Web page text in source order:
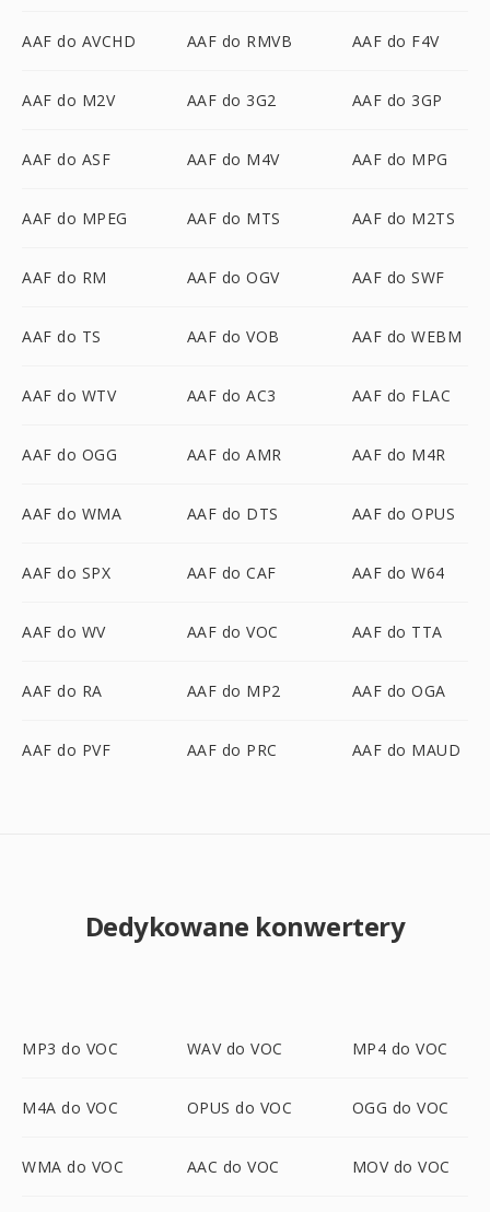
AAF do AVCHD AAF do RMVB AAF do F4V
AAF do M2V AAF do 3G2 AAF do 3GP
AAF do ASF AAF do M4V AAF do MPG
AAF do MPEG AAF do MTS AAF do M2TS
AAF do RM AAF do OGV AAF do SWF
AAF do TS AAF do VOB AAF do WEBM
AAF do WTV AAF do AC3 AAF do FLAC
AAF do OGG AAF do AMR AAF do M4R
AAF do WMA AAF do DTS AAF do OPUS
AAF do SPX AAF do CAF AAF do W64
AAF do WV AAF do VOC AAF do TTA
AAF do RA AAF do MP2 AAF do OGA
AAF do PVF AAF do PRC AAF do MAUD
Dedykowane konwertery
MP3 do VOC WAV do VOC MP4 do VOC
M4A do VOC OPUS do VOC OGG do VOC
WMA do VOC AAC do VOC MOV do VOC